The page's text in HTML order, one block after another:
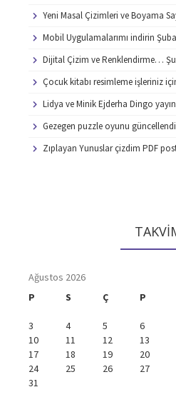
Yeni Masal Çizimleri ve Boyama
Mobil Uygulamalarımı indirin
Dijital Çizim ve Renklendirme…
Çocuk kitabı resimleme işleriniz
Lidya ve Minik Ejderha Dingo
Gezegen puzzle oyunu güncellendi
Zıplayan Yunuslar çizdim PDF
Ağustos 2026
P
S Ç P
3
4 5 6
10
11 12 13
17
18 19 20
24
25 26 27
31